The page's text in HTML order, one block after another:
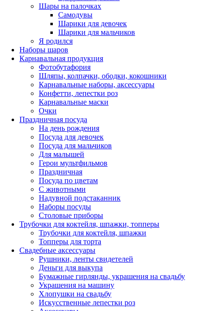
Шары на палочках
Самодувы
Шарики для девочек
Шарики для мальчиков
Я родился
Наборы шаров
Карнавальная продукция
Фотобутафория
Шляпы, колпачки, ободки, кокошники
Карнавальные наборы, аксессуары
Конфетти, лепестки роз
Карнавальные маски
Очки
Праздничная посуда
На день рождения
Посуда для девочек
Посуда для мальчиков
Для малышей
Герои мультфильмов
Праздничная
Посуда по цветам
С животными
Надувной подстаканник
Наборы посуды
Столовые приборы
Трубочки для коктейля, шпажки, топперы
Трубочки для коктейля, шпажки
Топперы для торта
Свадебные аксессуары
Рушники, ленты свидетелей
Деньги для выкупа
Бумажные гирлянды, украшения на свадьбу
Украшения на машину
Хлопушки на свадьбу
Искусственные лепестки роз